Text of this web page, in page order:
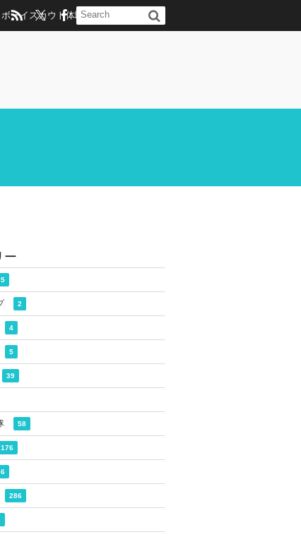
ボーイスカウト体験のお問い合わせ
ー
5
2
4
5
39
58
176
286